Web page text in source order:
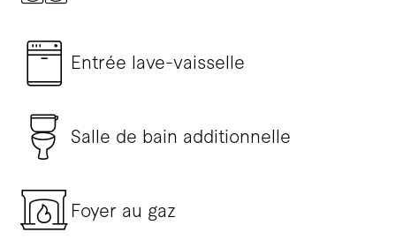
Entrée lave-vaisselle
Salle de bain additionnelle
Foyer au gaz